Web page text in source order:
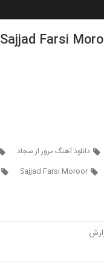
دانلود آهنگ مرور از سجاد
Sajjad Farsi Moroor